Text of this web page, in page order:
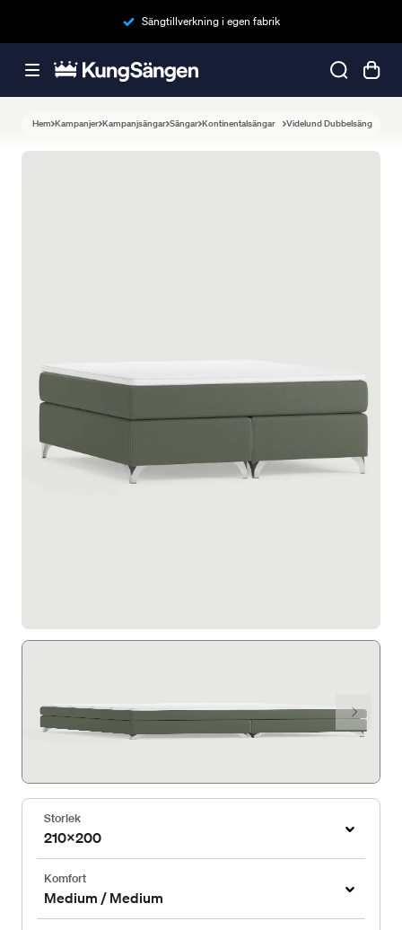
Sängtillverkning i egen fabrik
Hem Kampanjer Kampanjsängar Sängar Kontinentalsängar Videlund Dubbelsäng
Storlek
210x200
Komfort
Medium / Medium